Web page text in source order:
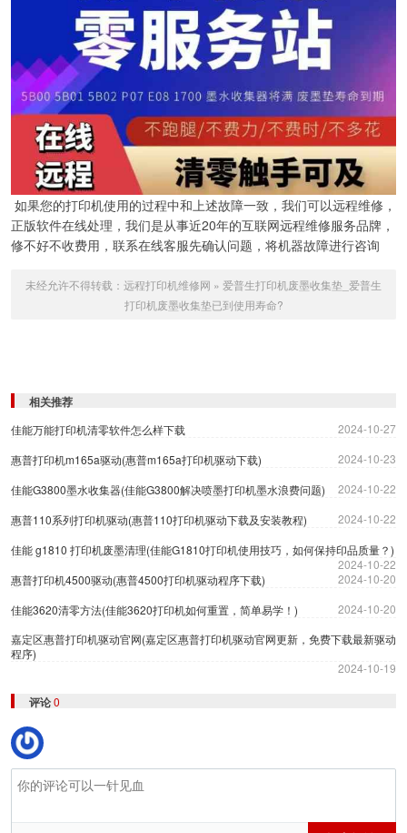
如果您的打印机使用的过程中和上述故障一致，我们可以远程维修，
正版软件在线处理，我们是从事近20年的互联网远程维修服务品牌，
修不好不收费用，联系在线客服先确认问题，将机器故障进行咨询
未经允许不得转载： 远程打印机维修网 » 爱普生打印机废墨收集垫_爱普生
打印机废墨收集垫已到使用寿命?
相关推荐
佳能万能打印机清零软件怎么样下载
2024-10-27
惠普打印机m165a驱动(惠普m165a打印机驱动下载)
2024-10-23
佳能G3800墨水收集器(佳能G3800解决喷墨打印机墨水浪费问题)
2024-10-22
惠普110系列打印机驱动(惠普110打印机驱动下载及安装教程)
2024-10-22
佳能 g1810 打印机废墨清理(佳能G1810打印机使用技巧，如何保持印品质量？)
2024-10-22
惠普打印机4500驱动(惠普4500打印机驱动程序下载)
2024-10-20
佳能3620清零方法(佳能3620打印机如何重置，简单易学！)
2024-10-20
嘉定区惠普打印机驱动官网(嘉定区惠普打印机驱动官网更新，免费下载最新驱动
程序)
2024-10-19
评论0